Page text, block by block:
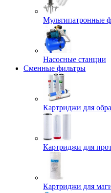
Мультипатронные
Насосные станции
Сменные фильтры
Картриджи для
Картриджи для
Картриджи для